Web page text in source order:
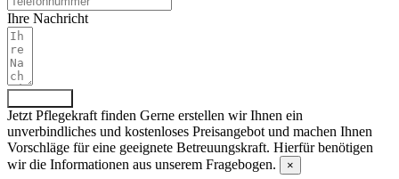
Ihre Nachricht
Jetzt Pflegekraft finden Gerne erstellen wir Ihnen ein
unverbindliches und kostenloses Preisangebot und machen Ihnen
Vorschläge für eine geeignete Betreuungskraft. Hierfür benötigen
wir die Informationen aus unserem Fragebogen.
×